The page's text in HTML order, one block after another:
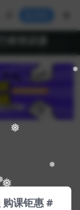
❅
❅
❅
师培训课
课钜惠 #